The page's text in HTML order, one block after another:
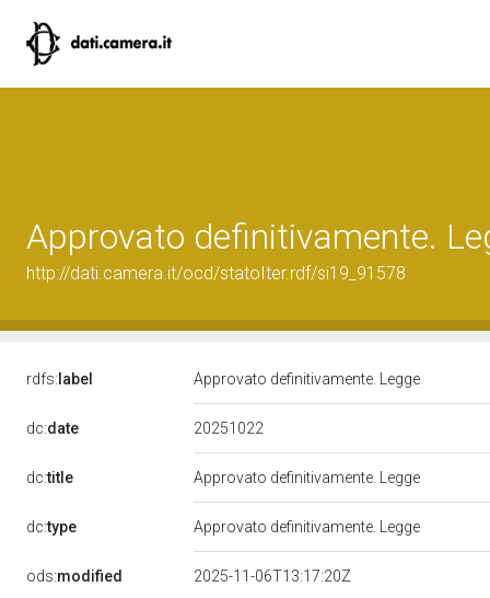
Approvato definitivamente.
http://dati.camera.it/ocd/statoIter.rdf/si19_91578
rdfs: label Approvato definitivamente. Legge
dc:date 20251022
dc:title Approvato definitivamente. Legge
dc:type Approvato definitivamente. Legge
ods:modified 2025-11-06T13:17:20Z